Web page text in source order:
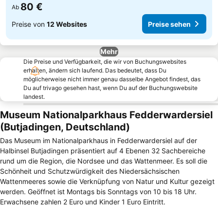
Ab 80 €
Preise von 12 Websites Preise sehen
Mehr
Die Preise und Verfügbarkeit, die wir von Buchungswebsites
erhalten, ändern sich laufend. Das bedeutet, dass Du
möglicherweise nicht immer genau dasselbe Angebot findest, das
Du auf trivago gesehen hast, wenn Du auf der Buchungswebsite
landest.
Museum Nationalparkhaus Fedderwardersiel
(Butjadingen, Deutschland)
Das Museum im Nationalparkhaus in Fedderwardersiel auf der
Halbinsel Butjadingen präsentiert auf 4 Ebenen 32 Sachbereiche
rund um die Region, die Nordsee und das Wattenmeer. Es soll die
Schönheit und Schutzwürdigkeit des Niedersächsischen
Wattenmeeres sowie die Verknüpfung von Natur und Kultur gezeigt
werden. Geöffnet ist Montags bis Sonntags von 10 bis 18 Uhr.
Erwachsene zahlen 2 Euro und Kinder 1 Euro Eintritt.